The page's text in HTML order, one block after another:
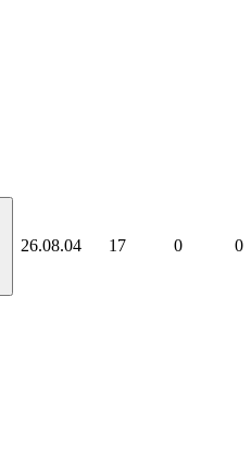
26.08.04 17 0 0